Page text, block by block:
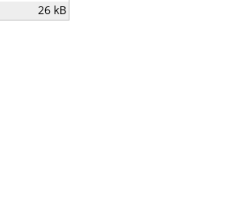
26 kB